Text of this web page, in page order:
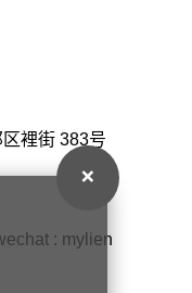
×
裡街 383号
: mylien